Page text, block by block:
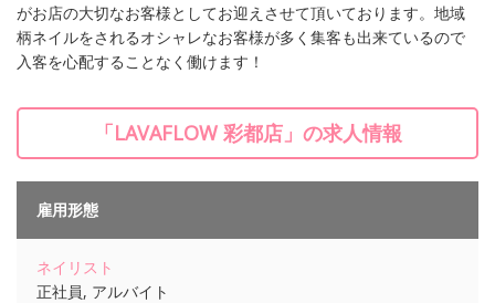
がお店の大切なお客様としてお迎えさせて頂いております。地域
柄ネイルをされるオシャレなお客様が多く集客も出来ているので
入客を心配することなく働けます！
「LAVAFLOW 彩都店」の求人情報
雇用形態
ネイリスト
正社員, アルバイト